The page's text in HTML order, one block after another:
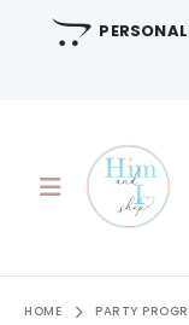
HOME PARTY